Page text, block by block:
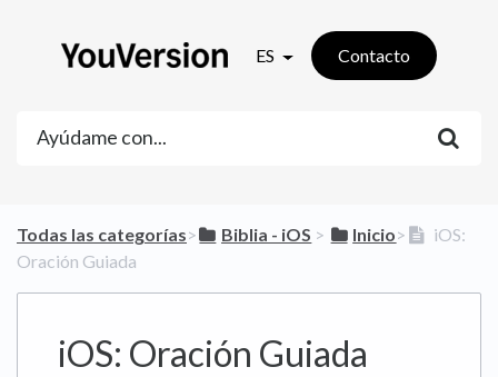
ES Contacto
Todas las categorías​>​ ​Biblia - iOS ​ > ​ ​Inicio​>​
iOS:
Oración Guiada
iOS: Oración Guiada